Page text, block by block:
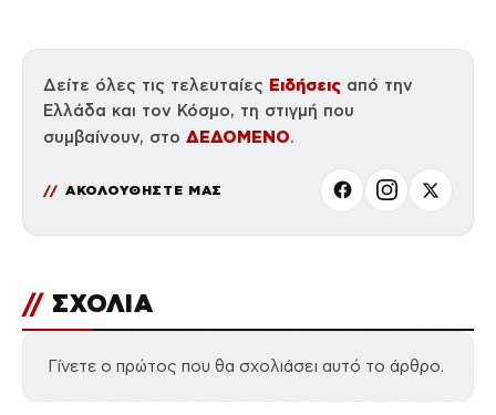
Δείτε όλες τις τελευταίες Ειδήσεις από την
Ελλάδα και τον Κόσμο, τη στιγμή που
συμβαίνουν, στο ΔΕΔΟΜΕΝΟ.
ΑΚΟΛΟΥΘΗΣΤΕ ΜΑΣ
// ΣΧΟΛΙΑ
Γίνετε ο πρώτος που θα σχολιάσει αυτό το άρθρο.